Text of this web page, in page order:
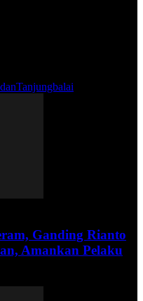
Tanjungbalai
Ganding Rianto
Amankan Pelaku